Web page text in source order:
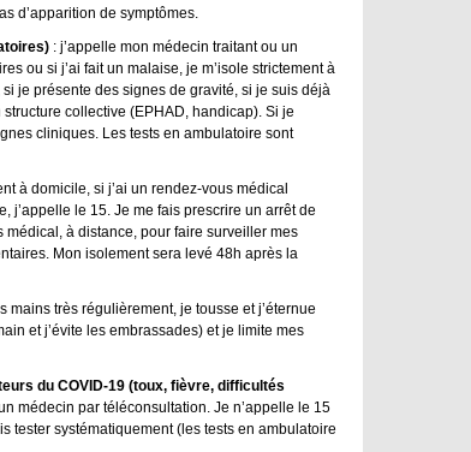
d’apparition de symptômes.
: j’appelle mon médecin traitant ou un
ou si j’ai fait un malaise, je m’isole strictement à
je présente des signes de gravité, si je suis déjà
collective (EPHAD, handicap). Si je
cliniques. Les tests en ambulatoire sont
à domicile, si j’ai un rendez-vous médical
j’appelle le 15. Je me fais prescrire un arrêt de
médical, à distance, pour faire surveiller mes
Mon isolement sera levé 48h après la
mains très régulièrement, je tousse et j’éternue
et j’évite les embrassades) et je limite mes
du COVID-19 (toux, fièvre, difficultés
médecin par téléconsultation. Je n’appelle le 15
tester systématiquement (les tests en ambulatoire